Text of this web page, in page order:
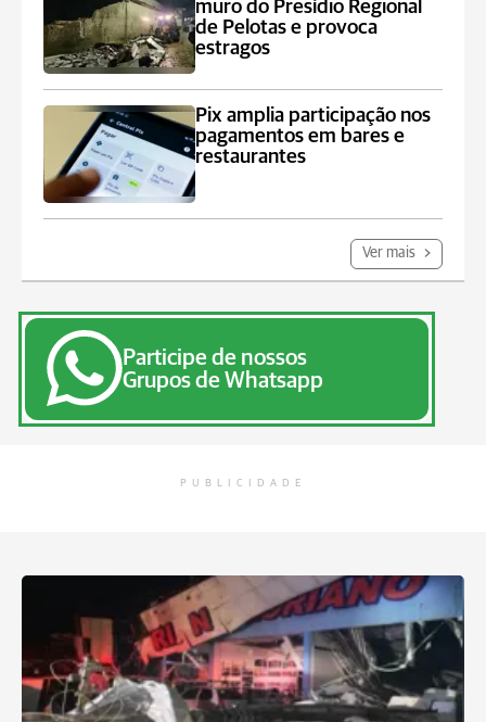
muro do Presídio Regional
de Pelotas e provoca
estragos
Pix amplia participação nos
pagamentos em bares e
restaurantes
Ver mais
Participe de nossos
Grupos de Whatsapp
PUBLICIDADE